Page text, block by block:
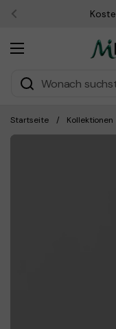
Zurück
Menü öffnen
Startseite / Kollektionen